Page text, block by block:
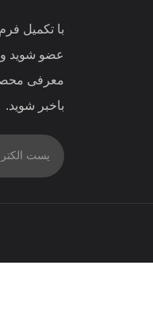
با تکمیل
عضو شوید و
معرفی
باخبر شوید.